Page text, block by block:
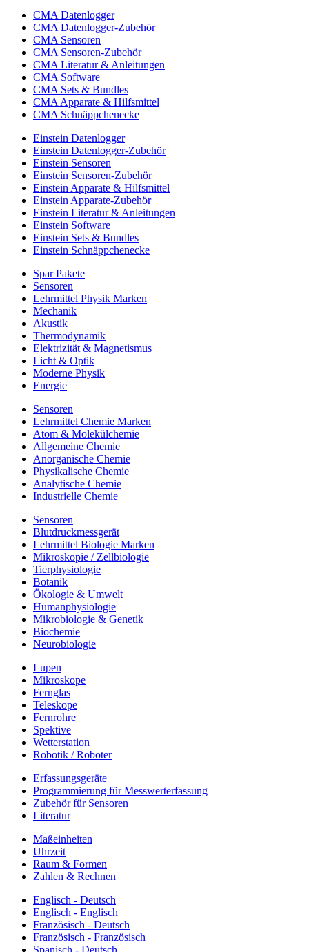
CMA Datenlogger
CMA Datenlogger-Zubehör
CMA Sensoren
CMA Sensoren-Zubehör
CMA Literatur & Anleitungen
CMA Software
CMA Sets & Bundles
CMA Apparate & Hilfsmittel
CMA Schnäppchenecke
Einstein Datenlogger
Einstein Datenlogger-Zubehör
Einstein Sensoren
Einstein Sensoren-Zubehör
Einstein Apparate & Hilfsmittel
Einstein Apparate-Zubehör
Einstein Literatur & Anleitungen
Einstein Software
Einstein Sets & Bundles
Einstein Schnäppchenecke
Spar Pakete
Sensoren
Lehrmittel Physik Marken
Mechanik
Akustik
Thermodynamik
Elektrizität & Magnetismus
Licht & Optik
Moderne Physik
Energie
Sensoren
Lehrmittel Chemie Marken
Atom & Molekülchemie
Allgemeine Chemie
Anorganische Chemie
Physikalische Chemie
Analytische Chemie
Industrielle Chemie
Sensoren
Blutdruckmessgerät
Lehrmittel Biologie Marken
Mikroskopie / Zellbiologie
Tierphysiologie
Botanik
Ökologie & Umwelt
Humanphysiologie
Mikrobiologie & Genetik
Biochemie
Neurobiologie
Lupen
Mikroskope
Fernglas
Teleskope
Fernrohre
Spektive
Wetterstation
Robotik / Roboter
Erfassungsgeräte
Programmierung für Messwerterfassung
Zubehör für Sensoren
Literatur
Maßeinheiten
Uhrzeit
Raum & Formen
Zahlen & Rechnen
Englisch - Deutsch
Englisch - Englisch
Französisch - Deutsch
Französisch - Französisch
Spanisch - Deutsch